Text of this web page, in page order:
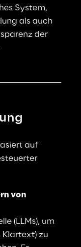
System,
als auch
der
auf
von
(LLMs), um
Klartext) zu